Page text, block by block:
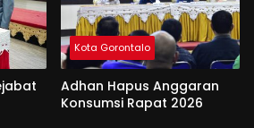
Kota Gorontalo
Adhan Hapus Anggaran
Konsumsi Rapat 2026